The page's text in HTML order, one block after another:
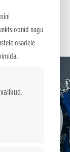
nagu
osadele.